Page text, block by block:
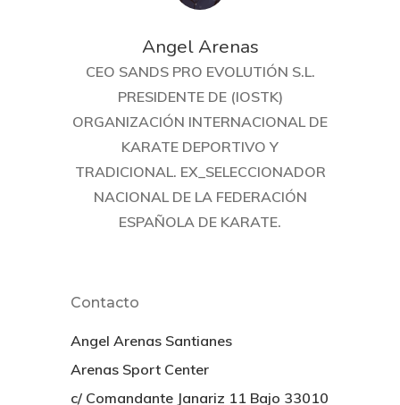
Angel Arenas
CEO SANDS PRO EVOLUTIÓN S.L.
PRESIDENTE DE (IOSTK)
ORGANIZACIÓN INTERNACIONAL DE
KARATE DEPORTIVO Y
TRADICIONAL. EX_SELECCIONADOR
NACIONAL DE LA FEDERACIÓN
ESPAÑOLA DE KARATE.
Contacto
Angel Arenas Santianes
Arenas Sport Center
c/ Comandante Janariz 11 Bajo 33010
INICIO
X OPEN
PODCASTS